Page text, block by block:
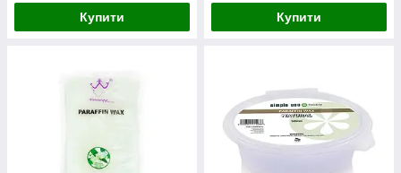
Купити Купити